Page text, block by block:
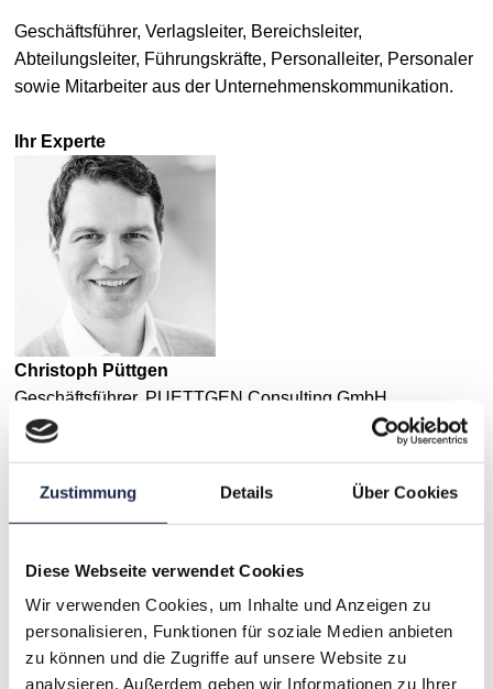
Zustimmung Details Über Cookies
Diese Webseite verwendet Cookies
Wir verwenden Cookies, um Inhalte und Anzeigen zu
personalisieren, Funktionen für soziale Medien anbieten
zu können und die Zugriffe auf unsere Website zu
analysieren. Außerdem geben wir Informationen zu Ihrer
Geschäftsführer, Verlagsleiter, Bereichsleiter,
Abteilungsleiter, Führungskräfte, Personalleiter, Personaler
sowie Mitarbeiter aus der Unternehmenskommunikation.
Ihr Experte
Christoph Püttgen
Geschäftsführer, PUETTGEN Consulting GmbH
Vita ansehen
Wir sprachen mit Christoph Püttgen über die größten Fehler
finden Siehier.
Konditionen
Regular Rate – VDZ Mitglied: 590,- Euro (zzgl. MwSt.)